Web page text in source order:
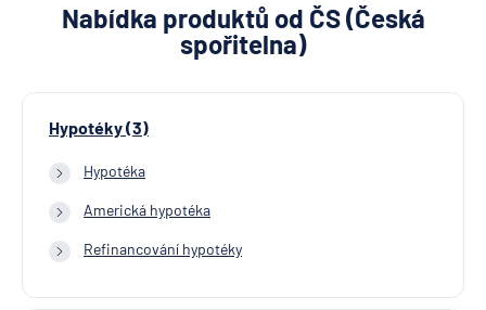
Nabídka produktů od ČS (Česká
spořitelna)
Hypotéky (3)
Hypotéka
Americká hypotéka
Refinancování hypotéky